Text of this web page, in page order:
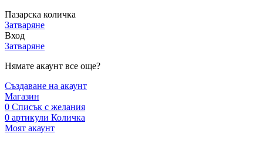
Пазарска количка
Затваряне
Вход
Затваряне
Нямате акаунт все още?
Създаване на акаунт
Магазин
0 Списък с желания
0 артикули Количка
Моят акаунт